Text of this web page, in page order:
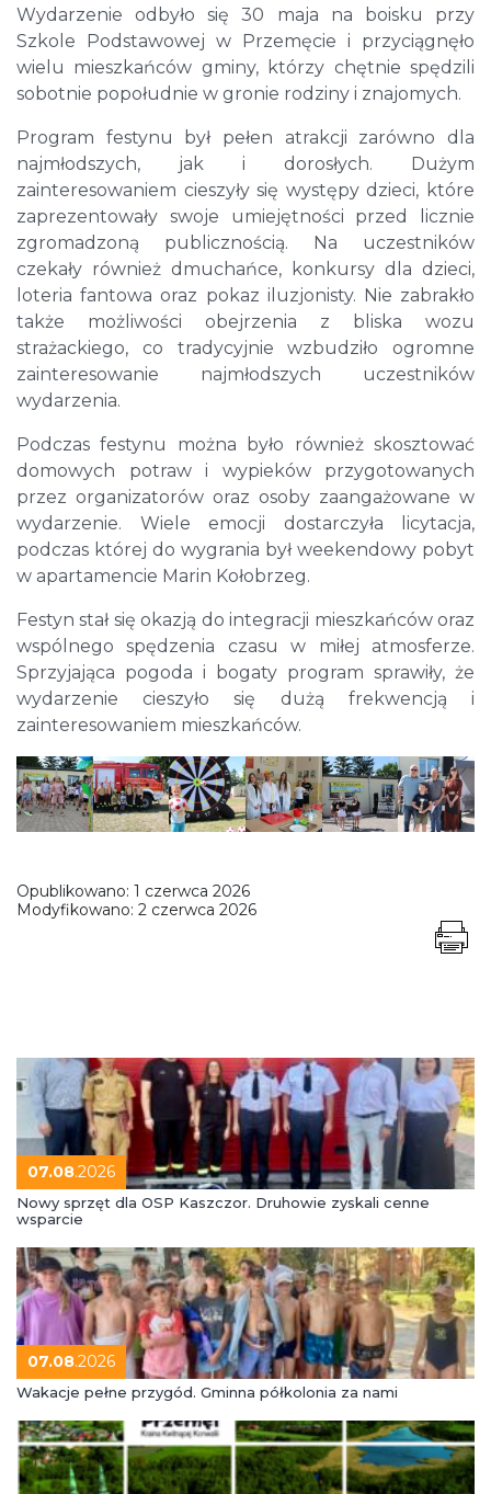
Wydarzenie odbyło się 30 maja na boisku przy
Szkole Podstawowej w Przemęcie i przyciągnęło
wielu mieszkańców gminy, którzy chętnie spędzili
sobotnie popołudnie w gronie rodziny i znajomych.
Program festynu był pełen atrakcji zarówno dla
najmłodszych, jak i dorosłych. Dużym
zainteresowaniem cieszyły się występy dzieci, które
zaprezentowały swoje umiejętności przed licznie
zgromadzoną publicznością. Na uczestników
czekały również dmuchańce, konkursy dla dzieci,
loteria fantowa oraz pokaz iluzjonisty. Nie zabrakło
także możliwości obejrzenia z bliska wozu
strażackiego, co tradycyjnie wzbudziło ogromne
zainteresowanie najmłodszych uczestników
wydarzenia.
Podczas festynu można było również skosztować
domowych potraw i wypieków przygotowanych
przez organizatorów oraz osoby zaangażowane w
wydarzenie. Wiele emocji dostarczyła licytacja,
podczas której do wygrania był weekendowy pobyt
w apartamencie Marin Kołobrzeg.
Festyn stał się okazją do integracji mieszkańców oraz
wspólnego spędzenia czasu w miłej atmosferze.
Sprzyjająca pogoda i bogaty program sprawiły, że
wydarzenie cieszyło się dużą frekwencją i
zainteresowaniem mieszkańców.
Opublikowano: 1 czerwca 2026
Modyfikowano: 2 czerwca 2026
07.08.2026
Nowy sprzęt dla OSP Kaszczor. Druhowie zyskali cenne
wsparcie
07.08.2026
Wakacje pełne przygód. Gminna półkolonia za nami